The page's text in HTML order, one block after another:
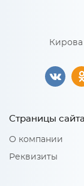
Материал 2:
Кирова
Страницы сайта
О компании
Реквизиты